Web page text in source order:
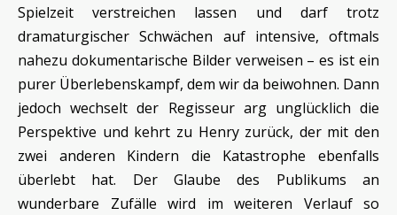
Spielzeit verstreichen lassen und darf trotz
dramaturgischer Schwächen auf intensive, oftmals
nahezu dokumentarische Bilder verweisen – es ist ein
purer Überlebenskampf, dem wir da beiwohnen. Dann
jedoch wechselt der Regisseur arg unglücklich die
Perspektive und kehrt zu Henry zurück, der mit den
zwei anderen Kindern die Katastrophe ebenfalls
überlebt hat. Der Glaube des Publikums an
wunderbare Zufälle wird im weiteren Verlauf so